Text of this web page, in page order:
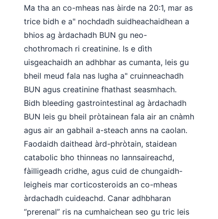
Ma tha an co-mheas nas àirde na 20:1, mar as
trice bidh e a" nochdadh suidheachaidhean a
bhios ag àrdachadh BUN gu neo-
chothromach ri creatinine. Is e dìth
uisgeachaidh an adhbhar as cumanta, leis gu
bheil meud fala nas lugha a" cruinneachadh
BUN agus creatinine fhathast seasmhach.
Bidh bleeding gastrointestinal ag àrdachadh
BUN leis gu bheil pròtainean fala air an cnàmh
agus air an gabhail a-steach anns na caolan.
Faodaidh daithead àrd-phròtain, staidean
catabolic bho thinneas no lannsaireachd,
fàilligeadh cridhe, agus cuid de chungaidh-
leigheis mar corticosteroids an co-mheas
àrdachadh cuideachd. Canar adhbharan
“prerenal” ris na cumhaichean seo gu tric leis